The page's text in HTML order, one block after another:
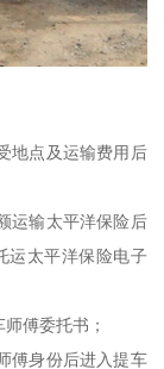
地点及运输费用后
运输太平洋保险后
运太平洋保险电子
傅委托书；
傅身份后进入提车